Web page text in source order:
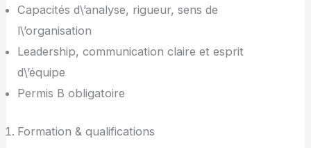
Capacités d\’analyse, rigueur, sens de
l\’organisation
Leadership, communication claire et esprit
d\’équipe
Permis B obligatoire
Formation & qualifications